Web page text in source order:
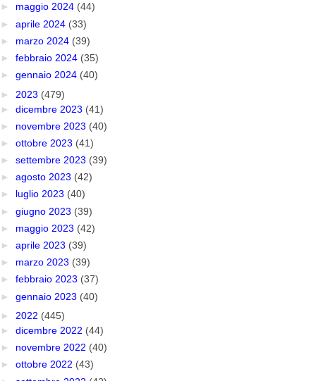
► maggio 2024 (44)
► aprile 2024 (33)
► marzo 2024 (39)
► febbraio 2024 (35)
► gennaio 2024 (40)
► 2023 (479)
► dicembre 2023 (41)
► novembre 2023 (40)
► ottobre 2023 (41)
► settembre 2023 (39)
► agosto 2023 (42)
► luglio 2023 (40)
► giugno 2023 (39)
► maggio 2023 (42)
► aprile 2023 (39)
► marzo 2023 (39)
► febbraio 2023 (37)
► gennaio 2023 (40)
► 2022 (445)
► dicembre 2022 (44)
► novembre 2022 (40)
► ottobre 2022 (43)